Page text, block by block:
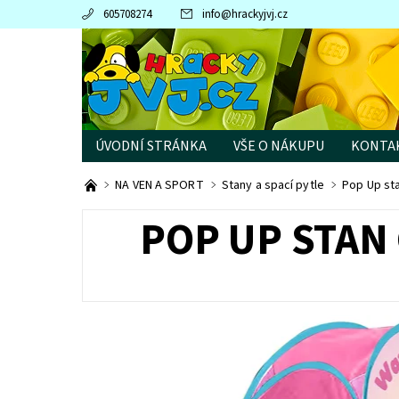
605708274 info@hrackyjvj.cz
ÚVODNÍ STRÁNKA VŠE O NÁKUPU
PRODÁVANÉ ZNAČKY
NA VEN A SPORT Stany a spací pytle Pop Up
POP UP